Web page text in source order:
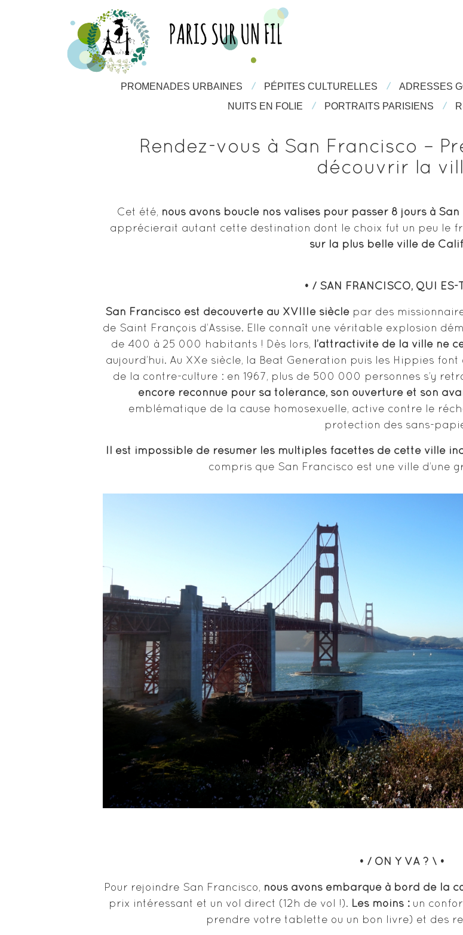
PROMENADES URBAINES / PÉPITES CULTURELLES / ADRESSES
NUITS EN FOLIE / PORTRAITS PARISIENS /
PROMENADES URBAINES / PÉPITES CULTURELLES / ADRESSES
NUITS EN FOLIE / PORTRAITS PARISIENS /
Rendez-vous à San Francisco –
découvrir la
Cet été, nous avons bouclé nos valises pour passer 8 jours à San
apprécierait autant cette destination dont le choix fut un peu le
sur la plus belle ville de
• / SAN FRANCISCO, QUI ES-
San Francisco est découverte au XVIIIe siècle par des
de Saint François d’Assise. Elle connaît une véritable explosion
de 400 à 25 000 habitants ! Dès lors, l’attractivité de la ville ne
aujourd’hui. Au XXe siècle, la Beat Generation puis les Hippies
de la contre-culture : en 1967, plus de 500 000 personnes s’y
encore reconnue pour sa tolérance, son ouverture et son
emblématique de la cause homosexuelle, active contre le
protection des sans-
Il est impossible de résumer les multiples facettes de cette ville
compris que San Francisco est une ville d’une
• / ON Y VA ? \ •
Pour rejoindre San Francisco, nous avons embarqué à bord de la
prix intéressant et un vol direct (12h de vol !). Les moins :un
prendre votre tablette ou un bon livre) et des